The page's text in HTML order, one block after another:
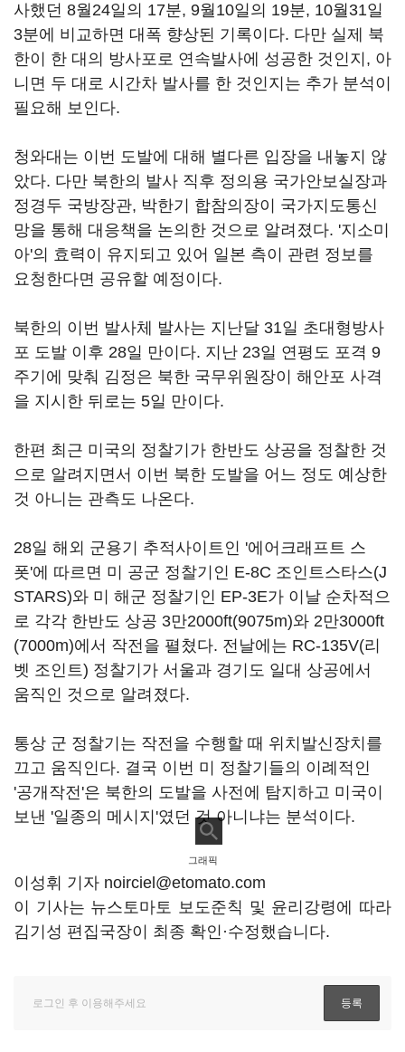
사했던 8월24일의 17분, 9월10일의 19분, 10월31일
3분에 비교하면 대폭 향상된 기록이다. 다만 실제 북
한이 한 대의 방사포로 연속발사에 성공한 것인지, 아
니면 두 대로 시간차 발사를 한 것인지는 추가 분석이
필요해 보인다.
청와대는 이번 도발에 대해 별다른 입장을 내놓지 않
았다. 다만 북한의 발사 직후 정의용 국가안보실장과
정경두 국방장관, 박한기 합참의장이 국가지도통신
망을 통해 대응책을 논의한 것으로 알려졌다. '지소미
아'의 효력이 유지되고 있어 일본 측이 관련 정보를
요청한다면 공유할 예정이다.
북한의 이번 발사체 발사는 지난달 31일 초대형방사
포 도발 이후 28일 만이다. 지난 23일 연평도 포격 9
주기에 맞춰 김정은 북한 국무위원장이 해안포 사격
을 지시한 뒤로는 5일 만이다.
한편 최근 미국의 정찰기가 한반도 상공을 정찰한 것
으로 알려지면서 이번 북한 도발을 어느 정도 예상한
것 아니는 관측도 나온다.
28일 해외 군용기 추적사이트인 '에어크래프트 스
폿'에 따르면 미 공군 정찰기인 E-8C 조인트스타스(J
STARS)와 미 해군 정찰기인 EP-3E가 이날 순차적으
로 각각 한반도 상공 3만2000ft(9075m)와 2만3000ft
(7000m)에서 작전을 펼쳤다. 전날에는 RC-135V(리
벳 조인트) 정찰기가 서울과 경기도 일대 상공에서
움직인 것으로 알려졌다.
통상 군 정찰기는 작전을 수행할 때 위치발신장치를
끄고 움직인다. 결국 이번 미 정찰기들의 이례적인
'공개작전'은 북한의 도발을 사전에 탐지하고 미국이
보낸 '일종의 메시지'였던 것 아니냐는 분석이다.
그래픽
이성휘 기자 noirciel@etomato.com
이 기사는 뉴스토마토 보도준칙 및 윤리강령에 따라
김기성 편집국장이 최종 확인·수정했습니다.